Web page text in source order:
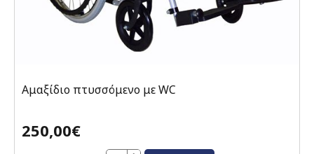
Αμαξίδιο πτυσσόμενο με WC
250,00€